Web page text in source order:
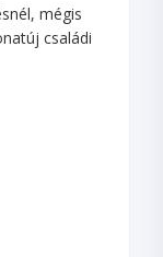
mégis
családi